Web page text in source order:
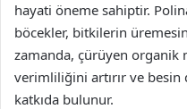
hayati öneme sahiptir.
böcekler, bitkilerin
zamanda, çürüyen organik
verimliliğini artırır ve besin
katkıda bulunur.